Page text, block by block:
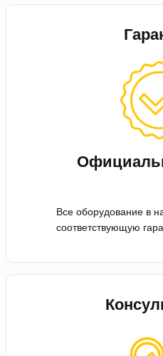
Все оборудование в
соответствующую